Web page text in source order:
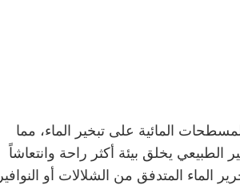
المائية على تبخير الماء، مما
يخلق بيئة أكثر راحة وانتعاشاً
الماء المتدفق من الشلالات أو النوافير